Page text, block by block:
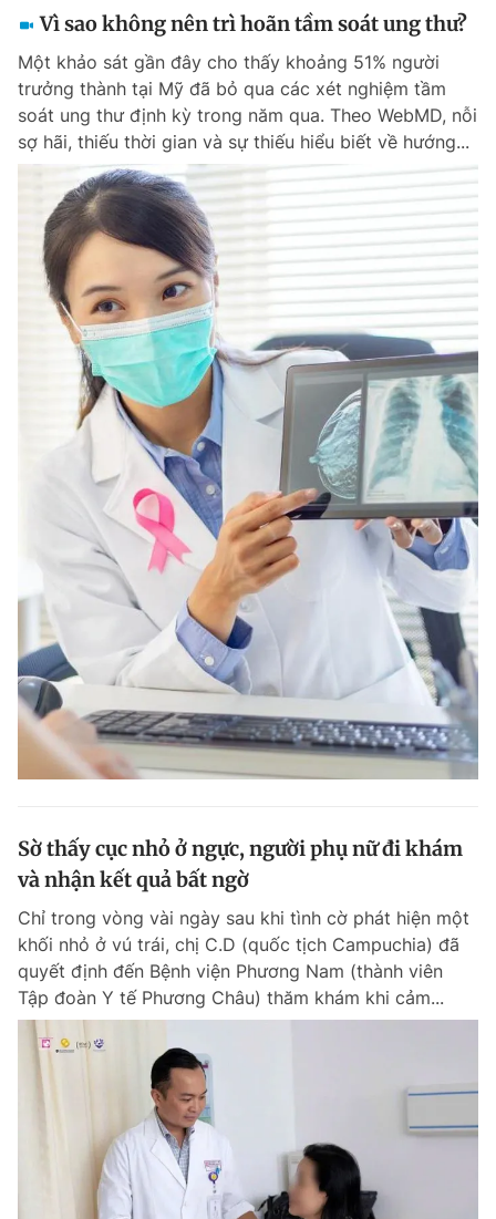
Vì sao không nên trì hoãn tầm soát ung thư?
Một khảo sát gần đây cho thấy khoảng 51% người
trưởng thành tại Mỹ đã bỏ qua các xét nghiệm tầm
soát ung thư định kỳ trong năm qua. Theo WebMD, nỗi
sợ hãi, thiếu thời gian và sự thiếu hiểu biết về hướng...
Sờ thấy cục nhỏ ở ngực, người phụ nữ đi khám
và nhận kết quả bất ngờ
Chỉ trong vòng vài ngày sau khi tình cờ phát hiện một
khối nhỏ ở vú trái, chị C.D (quốc tịch Campuchia) đã
quyết định đến Bệnh viện Phương Nam (thành viên
Tập đoàn Y tế Phương Châu) thăm khám khi cảm...